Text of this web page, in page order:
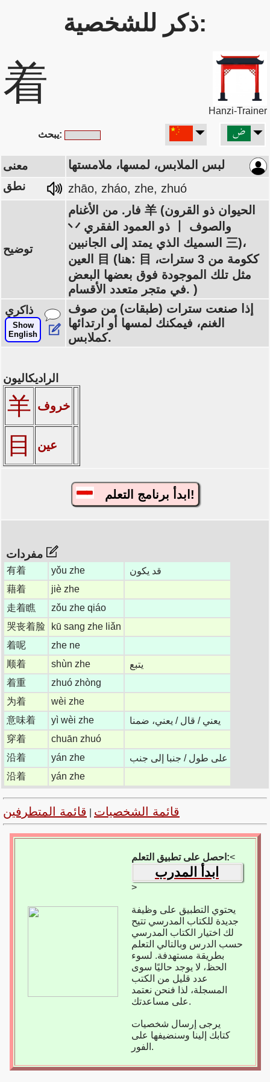
ذكر للشخصية:
着
Hanzi-Trainer
يبحث:
معنى لبس الملابس، لمسها، ملامستها
نطق zhāo, zháo, zhe, zhuó
توضيح
فار. من الأغنام 羊 (الحيوان ذو القرون
丷 ذو العمود الفقري 丨 والصوف
السميك الذي يمتد إلى الجانبين 三)،
العين 目 (هنا: 目 ككومة من 3 سترات،
مثل تلك الموجودة فوق بعضها البعض
في متجر متعدد الأقسام. )
ذاكري
Show
English
إذا صنعت سترات (طبقات) من صوف
الغنم، فيمكنك لمسها أو ارتدائها
كملابس.
الراديكاليون
羊 خروف
目 عين
ابدأ برنامج التعلم!
有着 yǒu zhe
قد يكون
藉着
jiè zhe
走着瞧
zǒu zhe qiáo
哭丧着脸
kū sang zhe liǎn
着呢
zhe ne
顺着
shùn zhe
يتبع
着重
zhuó zhòng
为着
wèi zhe
意味着
yì wèi zhe
يعني / قال / يعني، ضمنا
穿着
chuān zhuó
沿着
yán zhe
على طول / جنبا إلى جنب
沿着
yán zhe
قائمة الشخصيات قائمة المتطرفين
احصل على تطبيق التعلم:<
ابدأ المدرب
>
يحتوي التطبيق على وظيفة
جديدة للكتاب المدرسي تتيح
لك اختيار الكتاب المدرسي
حسب الدرس وبالتالي التعلم
بطريقة مستهدفة. لسوء
الحظ، لا يوجد حاليًا سوى
عدد قليل من الكتب
المسجلة، لذا فنحن نعتمد
على مساعدتك.
يرجى إرسال شخصيات
كتابك إلينا وسنضيفها على
الفور.